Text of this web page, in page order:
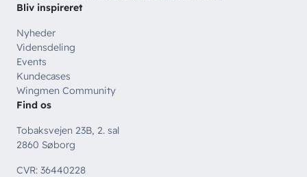
Bliv inspireret
Nyheder
Vidensdeling
Events
Kundecases
Wingmen Community
Find os
Tobaksvejen 23B, 2. sal
2860 Søborg
CVR: 36440228